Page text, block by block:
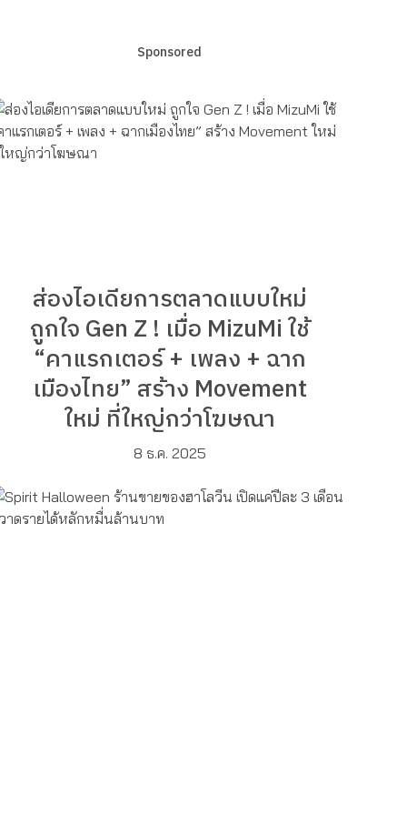
Sponsored
ส่องไอเดียการตลาดแบบใหม่
ถูกใจ Gen Z ! เมื่อ MizuMi ใช้
“คาแรกเตอร์ + เพลง + ฉาก
เมืองไทย” สร้าง Movement
ใหม่ ที่ใหญ่กว่าโฆษณา
8 ธ.ค. 2025